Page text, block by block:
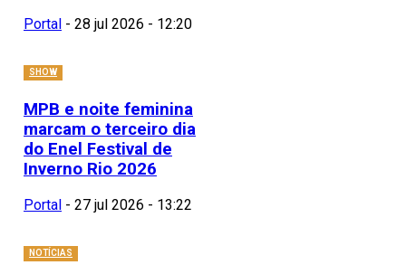
Portal - 28 jul 2026 - 12:20
SHOW
MPB e noite feminina
marcam o terceiro dia
do Enel Festival de
Inverno Rio 2026
Portal - 27 jul 2026 - 13:22
NOTÍCIAS